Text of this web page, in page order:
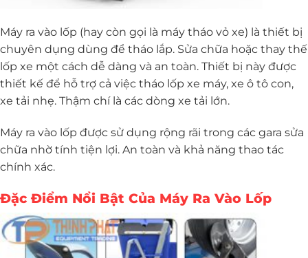
Máy ra vào lốp (hay còn gọi là máy tháo vỏ xe) là thiết bị
chuyên dụng dùng để tháo lắp. Sửa chữa hoặc thay thế
lốp xe một cách dễ dàng và an toàn. Thiết bị này được
thiết kế để hỗ trợ cả việc tháo lốp xe máy, xe ô tô con,
xe tải nhẹ. Thậm chí là các dòng xe tải lớn.
Máy ra vào lốp được sử dụng rộng rãi trong các gara sửa
chữa nhờ tính tiện lợi. An toàn và khả năng thao tác
chính xác.
Đặc Điểm Nổi Bật Của Máy Ra Vào Lốp